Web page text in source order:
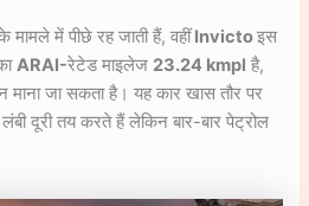
मामले में पीछे रह जाती हैं, वहींInvictoइस
ARAI-रेटेड माइलेज 23.24 kmpl है,
जा सकता है। यह कार खास तौर पर
दूरी तय करते हैं लेकिन बार-बार पेट्रोल